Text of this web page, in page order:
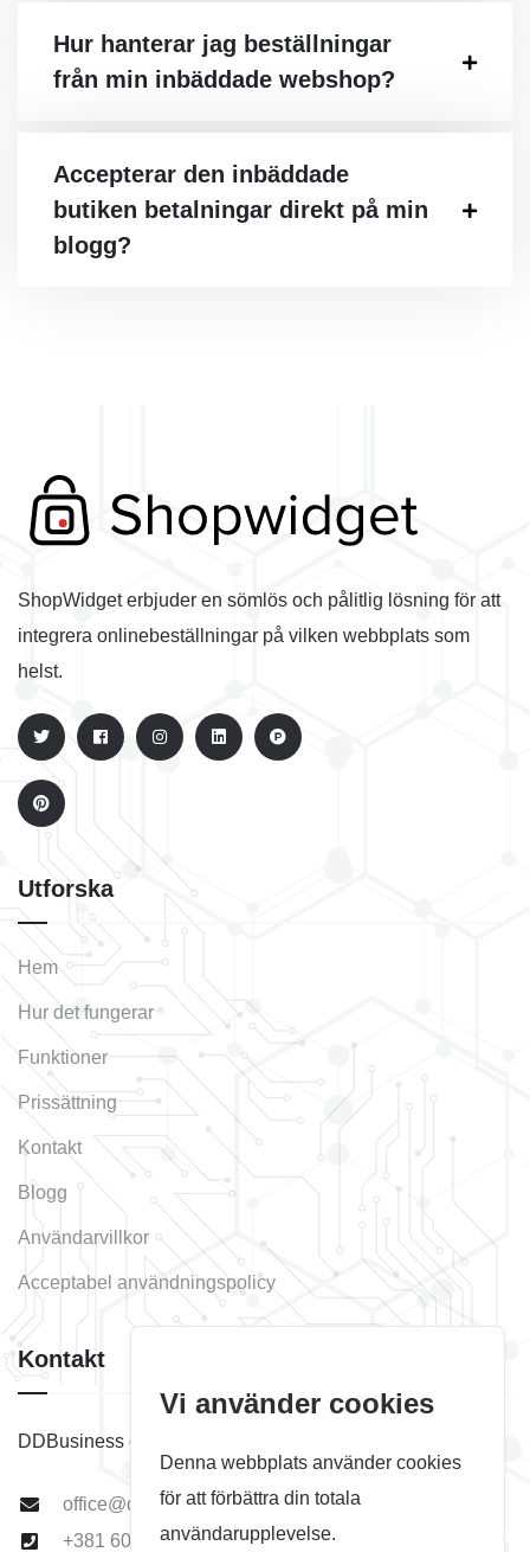
Hur hanterar jag beställningar
från min inbäddade webshop?
Accepterar den inbäddade
butiken betalningar direkt på min
blogg?
ShopWidget erbjuder en sömlös och pålitlig lösning för att
integrera onlinebeställningar på vilken webbplats som
helst.
Utforska
Hem
Hur det fungerar
Funktioner
Prissättning
Kontakt
Blogg
Användarvillkor
Acceptabel användningspolicy
Kontakt
DDBusiness d.o.o. Subotica
office@ddbusiness.rs
+381 60 511 22 01
Vi använder cookies
Denna webbplats använder cookies
för att förbättra din totala
användarupplevelse.